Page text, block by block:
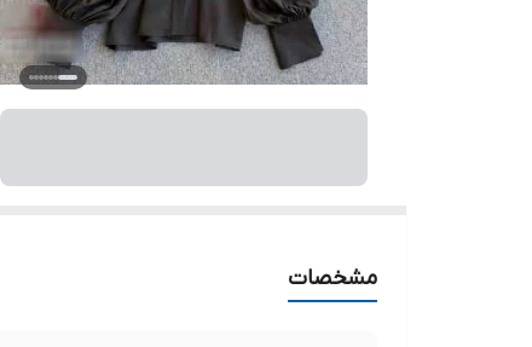
مشخصات